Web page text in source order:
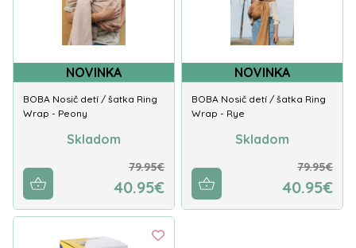
NOVINKA
BOBA Nosič detí / šatka Ring
Wrap - Peony
Skladom
79.95€
40.95€
NOVINKA
BOBA Nosič detí / šatka Ring
Wrap - Rye
Skladom
79.95€
40.95€